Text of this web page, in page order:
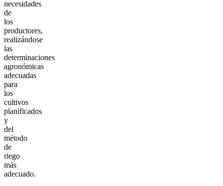
necesidades
de
los
productores,
realizándose
las
determinaciones
agronómicas
adecuadas
para
los
cultivos
planificados
y
del
método
de
riego
más
adecuado.